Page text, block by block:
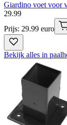
Giardino voet voor
29.99
Prijs: 29.99 euro
Bekijk alles in